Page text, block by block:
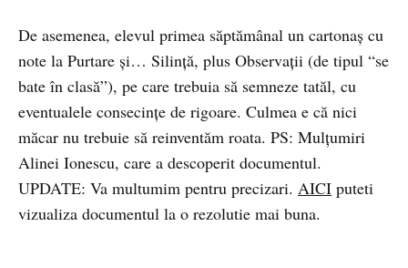
De asemenea, elevul primea săptămânal un cartonaș cu
note la Purtare și… Silință, plus Observații (de tipul “se
bate în clasă”), pe care trebuia să semneze tatăl, cu
eventualele consecințe de rigoare. Culmea e că nici
măcar nu trebuie să reinventăm roata. PS: Mulțumiri
Alinei Ionescu, care a descoperit documentul.
UPDATE: Va multumim pentru precizari. AICI puteti
vizualiza documentul la o rezolutie mai buna.